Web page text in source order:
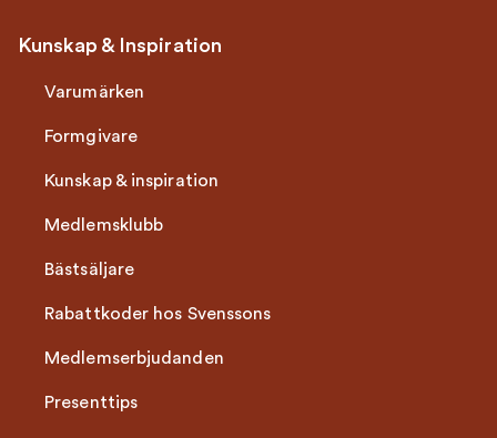
Kunskap & Inspiration
Varumärken
Formgivare
Kunskap & inspiration
Medlemsklubb
Bästsäljare
Rabattkoder hos Svenssons
Medlemserbjudanden
Presenttips